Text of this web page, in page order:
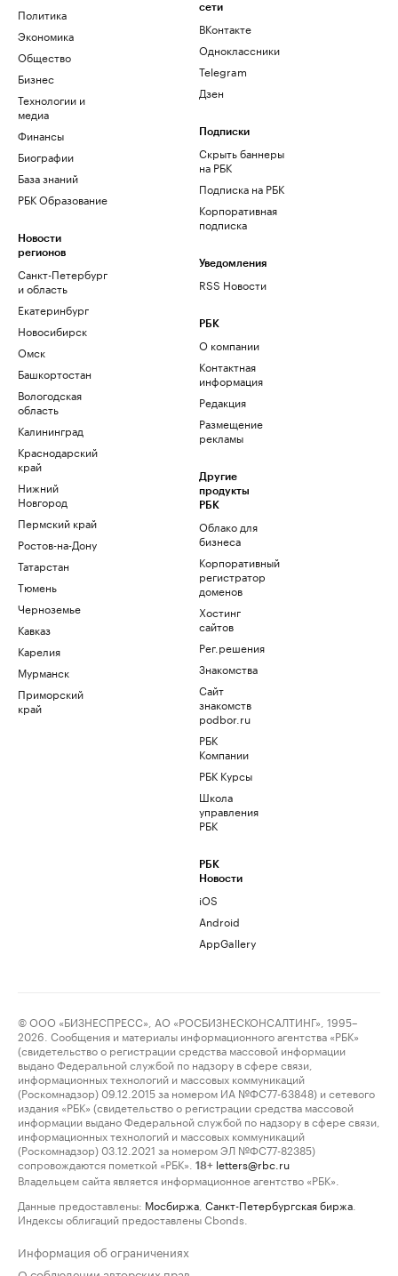
Политика
Экономика
Общество
Бизнес
Технологии и
медиа
Финансы
Биографии
База знаний
РБК Образование
Новости
регионов
Санкт-Петербург
и область
Екатеринбург
Новосибирск
Омск
Башкортостан
Вологодская
область
Калининград
Краснодарский
край
Нижний
Новгород
Пермский край
Ростов-на-Дону
Татарстан
Тюмень
Черноземье
Кавказ
Карелия
Мурманск
Приморский
край
сети
ВКонтакте
Одноклассники
Telegram
Дзен
Подписки
Скрыть баннеры
на РБК
Подписка на РБК
Корпоративная
подписка
Уведомления
RSS Новости
РБК
О компании
Контактная
информация
Редакция
Размещение
рекламы
Другие
продукты
РБК
Облако для
бизнеса
Корпоративный
регистратор
доменов
Хостинг
сайтов
Рег.решения
Знакомства
Сайт
знакомств
podbor.ru
РБК
Компании
РБК Курсы
Школа
управления
РБК
РБК
Новости
iOS
Android
AppGallery
© ООО «БИЗНЕСПРЕСС», АО «РОСБИЗНЕСКОНСАЛТИНГ», 1995–
2026. Сообщения и материалы информационного агентства «РБК»
(свидетельство о регистрации средства массовой информации
выдано Федеральной службой по надзору в сфере связи,
информационных технологий и массовых коммуникаций
(Роскомнадзор) 09.12.2015 за номером ИА №ФС77-63848) и сетевого
издания «РБК» (свидетельство о регистрации средства массовой
информации выдано Федеральной службой по надзору в сфере связи,
информационных технологий и массовых коммуникаций
(Роскомнадзор) 03.12.2021 за номером ЭЛ №ФС77-82385)
сопровождаются пометкой «РБК».
18+ letters@rbc.ru
Владельцем сайта является информационное агентство «РБК».
Данные предоставлены: Мосбиржа Санкт-Петербургская биржа
Индексы облигаций предоставлены Cbonds.
Информация об ограничениях